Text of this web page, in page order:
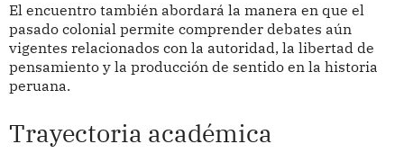
El encuentro también abordará la manera en que el
pasado colonial permite comprender debates aún
vigentes relacionados con la autoridad, la libertad de
pensamiento y la producción de sentido en la historia
peruana.
Trayectoria académica